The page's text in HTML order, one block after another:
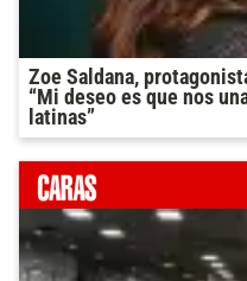
Zoe Saldana,
“Mi deseo es que nos
latinas”